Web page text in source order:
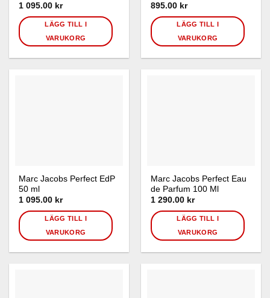
1 095.00 kr
LÄGG TILL I
VARUKORG
895.00 kr
LÄGG TILL I
VARUKORG
Marc Jacobs Perfect EdP
50 ml
1 095.00 kr
LÄGG TILL I
VARUKORG
Marc Jacobs Perfect Eau
de Parfum 100 Ml
1 290.00 kr
LÄGG TILL I
VARUKORG